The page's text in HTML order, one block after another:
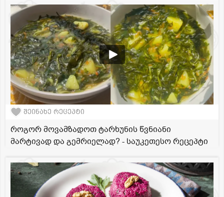
შეინახე რეცეპტი
როგორ მოვამზადოთ ტარხუნის წვნიანი
მარტივად და გემრიელად? - საუკეთესო რეცეპტი